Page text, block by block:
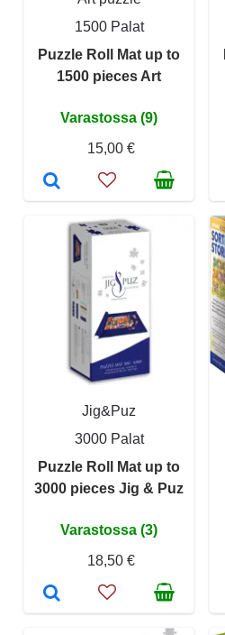
1500 Palat
Puzzle Roll Mat up to
1500 pieces Art
Varastossa (9)
15,00 €
Jig&Puz
3000 Palat
Puzzle Roll Mat up to
3000 pieces Jig & Puz
Varastossa (3)
18,50 €